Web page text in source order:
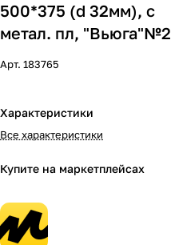
500*375 (d 32мм), с
метал. пл, "Вьюга"№2
Арт. 183765
Характеристики
Все характеристики
Купите на маркетплейсах